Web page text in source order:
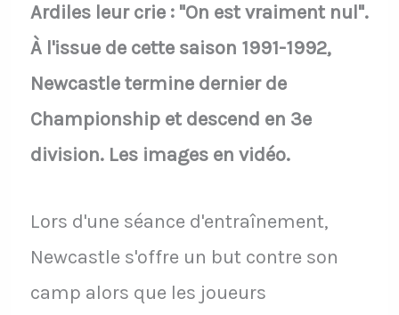
Ardiles leur crie : "On est vraiment nul".
À l'issue de cette saison 1991-1992,
Newcastle termine dernier de
Championship et descend en 3e
division. Les images en vidéo.
Lors d'une séance d'entraînement,
Newcastle s'offre un but contre son
camp alors que les joueurs